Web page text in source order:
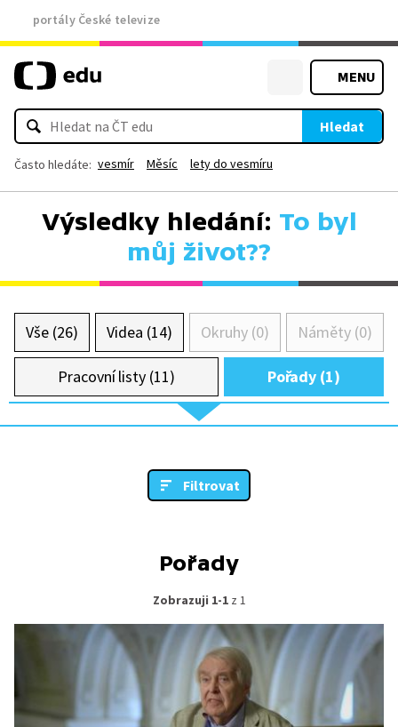
portály České televize
MENU
Hledat
Často hledáte: vesmír Měsíc lety do vesmíru
Výsledky hledání: To byl
můj život??
Vše (26) Videa (14) Okruhy (0) Náměty (0)
Pracovní listy (11) Pořady (1)
Filtrovat
Pořady
Zobrazuji 1-1z 1